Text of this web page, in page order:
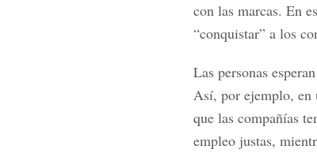
con las marcas. En
“conquistar” a los
Las personas
Así, por ejemplo, en
que las compañías
empleo justas,